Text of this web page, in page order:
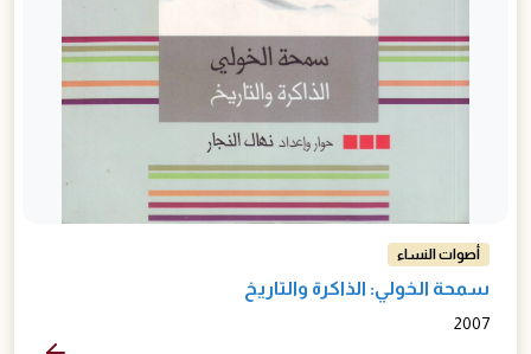
أصوات النساء
سمحة الخولي: الذاكرة والتاريخ
2007